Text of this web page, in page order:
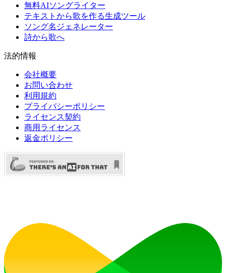
無料AIソングライター
テキストから歌を作る生成ツール
ソング名ジェネレーター
詩から歌へ
法的情報
会社概要
お問い合わせ
利用規約
プライバシーポリシー
ライセンス契約
商用ライセンス
返金ポリシー